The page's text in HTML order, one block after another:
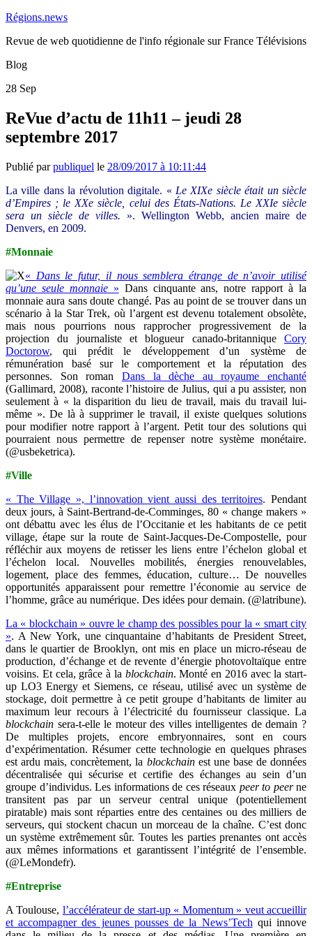
Régions.news
Revue de web quotidienne de l'info régionale sur France Télévisions
Blog
28 Sep
ReVue d’actu de 11h11 – jeudi 28
septembre 2017
Publié parpubliquel le 28/09/2017 à 10:11:44
La ville dans la révolution digitale. « Le XIXe siècle était un siècle
d’Empires ; le XXe siècle, celui des États-Nations. Le XXIe siècle
sera un siècle de villes. ». Wellington Webb, ancien maire de
Denvers, en 2009.
#Monnaie
« Dans le futur, il nous semblera étrange de n’avoir utilisé
qu’une seule monnaie» Dans cinquante ans, notre rapport à la
monnaie aura sans doute changé. Pas au point de se trouver dans un
scénario à la Star Trek, où l’argent est devenu totalement obsolète,
mais nous pourrions nous rapprocher progressivement de la
projection du journaliste et blogueur canado-britannique Cory
Doctorow, qui prédit le développement d’un système de
rémunération basé sur le comportement et la réputation des
personnes. Son roman Dans la dèche au royaume enchanté
(Gallimard, 2008), raconte l’histoire de Julius, qui a pu assister, non
seulement à « la disparition du lieu de travail, mais du travail lui-
même ». De là à supprimer le travail, il existe quelques solutions
pour modifier notre rapport à l’argent. Petit tour des solutions qui
pourraient nous permettre de repenser notre système monétaire.
(@usbeketrica).
#Ville
« The Village », l’innovation vient aussi des territoires.Pendant
deux jours, à Saint-Bertrand-de-Comminges, 80 « change makers »
ont débattu avec les élus de l’Occitanie et les habitants de ce petit
village, étape sur la route de Saint-Jacques-De-Compostelle, pour
réfléchir aux moyens de retisser les liens entre l’échelon global et
l’échelon local. Nouvelles mobilités, énergies renouvelables,
logement, place des femmes, éducation, culture… De nouvelles
opportunités apparaissent pour remettre l’économie au service de
l’homme, grâce au numérique. Des idées pour demain. (@latribune).
La « blockchain » ouvre le champ des possibles pour la « smart city
». A New York, une cinquantaine d’habitants de President Street,
dans le quartier de Brooklyn, ont mis en place un micro-réseau de
production, d’échange et de revente d’énergie photovoltaïque entre
voisins. Et cela, grâce à la blockchain. Monté en 2016 avec la start-
up LO3 Energy et Siemens, ce réseau, utilisé avec un système de
stockage, doit permettre à ce petit groupe d’habitants de limiter au
maximum leur recours à l’électricité du fournisseur classique. La
blockchain sera-t-elle le moteur des villes intelligentes de demain ?
De multiples projets, encore embryonnaires, sont en cours
d’expérimentation. Résumer cette technologie en quelques phrases
est ardu mais, concrètement, la blockchain est une base de données
décentralisée qui sécurise et certifie des échanges au sein d’un
groupe d’individus. Les informations de ces réseaux peer to peer ne
transitent pas par un serveur central unique (potentiellement
piratable) mais sont réparties entre des centaines ou des milliers de
serveurs, qui stockent chacun un morceau de la chaîne. C’est donc
un système extrêmement sûr. Toutes les parties prenantes ont accès
aux mêmes informations et garantissent l’intégrité de l’ensemble.
(@LeMondefr).
#Entreprise
A Toulouse, l’accélérateur de start-up « Momentum » veut accueillir
et accompagner des jeunes pousses de la News’Tech qui innove